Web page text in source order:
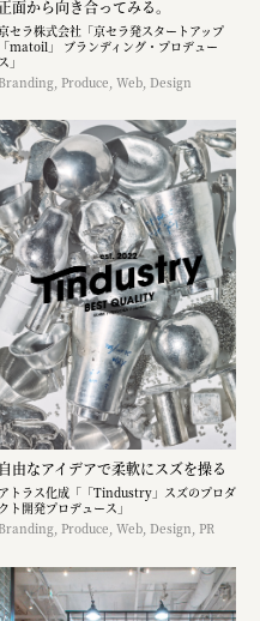
正面から向き合ってみる。
セラ株式会社「京セラ発スタートアップ
「matoil」 ブランディング・プロデュー
ス」
Produce, Web, Design
自由なアイデアで柔軟にスズを操る
アトラス化成「「Tindustry」スズのプロダ
クト開発プロデュース」
Produce, Web, Design, PR